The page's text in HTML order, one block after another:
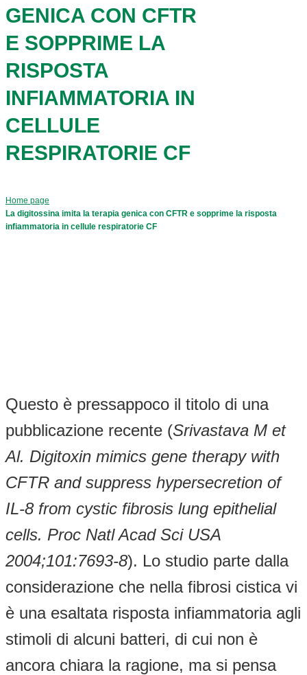
GENICA CON CFTR
E SOPPRIME LA
RISPOSTA
INFIAMMATORIA IN
CELLULE
RESPIRATORIE CF
Home page
La digitossina imita la terapia genica con CFTR e sopprime la risposta
infiammatoria in cellule respiratorie CF
Questo è pressappoco il titolo di una
pubblicazione recente (Srivastava M et
Al. Digitoxin mimics gene therapy with
CFTR and suppress hypersecretion of
IL-8 from cystic fibrosis lung epithelial
cells. Proc Natl Acad Sci USA
2004;101:7693-8). Lo studio parte dalla
considerazione che nella fibrosi cistica vi
è una esaltata risposta infiammatoria agli
stimoli di alcuni batteri, di cui non è
ancora chiara la ragione, ma si pensa